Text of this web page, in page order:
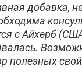
добавка,
с Айхерб
полезных